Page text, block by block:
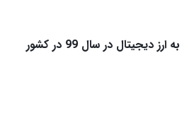
قوانین و آیین نامه مربوط به ارز دیجیتال در سال 99 در کشور